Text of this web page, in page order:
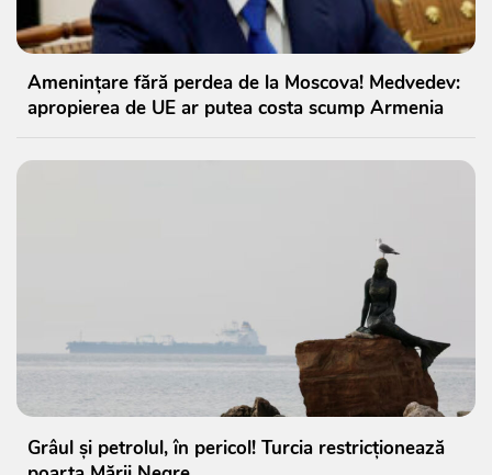
Amenințare fără perdea de la Moscova! Medvedev:
apropierea de UE ar putea costa scump Armenia
Grâul și petrolul, în pericol! Turcia restricționează